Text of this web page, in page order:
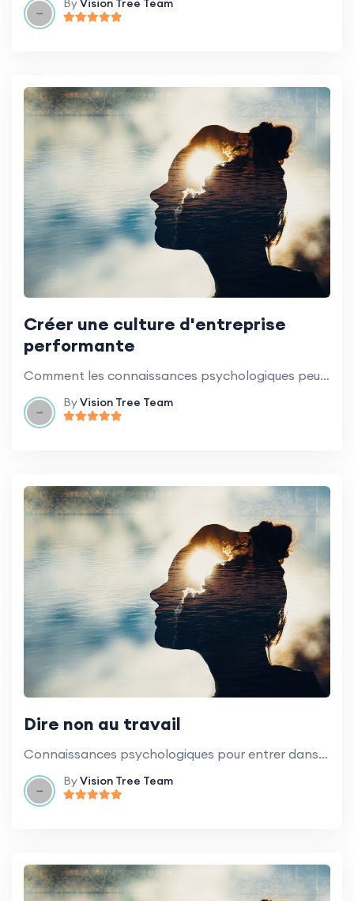
ByVision Tree Team
Créer une culture d'entreprise
performante
Comment les connaissances psychologiques peuvent aider à construire une culture du succès.
ByVision Tree Team
Dire non au travail
Connaissances psychologiques pour entrer dans des conversations difficiles et établir des limites.
ByVision Tree Team